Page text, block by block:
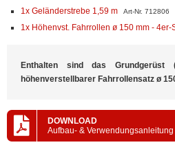
1x Geländerstrebe 1,59 m Art-Nr. 712806
1x Höhenvst. Fahrrollen ø 150 mm - 4er-
Enthalten sind das Grundgerüst
höhenverstellbarer Fahrrollensatz ø
DOWNLOAD
Aufbau- & Verwendungsanleitung